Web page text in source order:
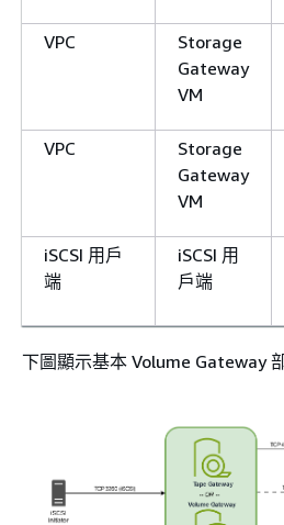
VPC
Storage
Gateway
VM
VPC
Storage
Gateway
VM
iSCSI 用戶
端
iSCSI 用
戶端
下圖顯示基本 Volume Gateway